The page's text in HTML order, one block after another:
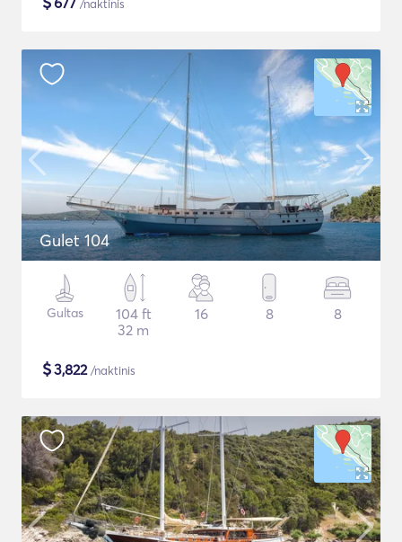
/naktinis
Gulet 104
Gultas
104 ft
32 m
16 8 8
$3,822/naktinis